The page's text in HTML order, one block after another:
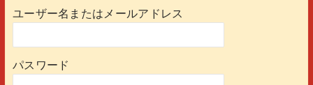
ユーザー名またはメールアドレス
パスワード